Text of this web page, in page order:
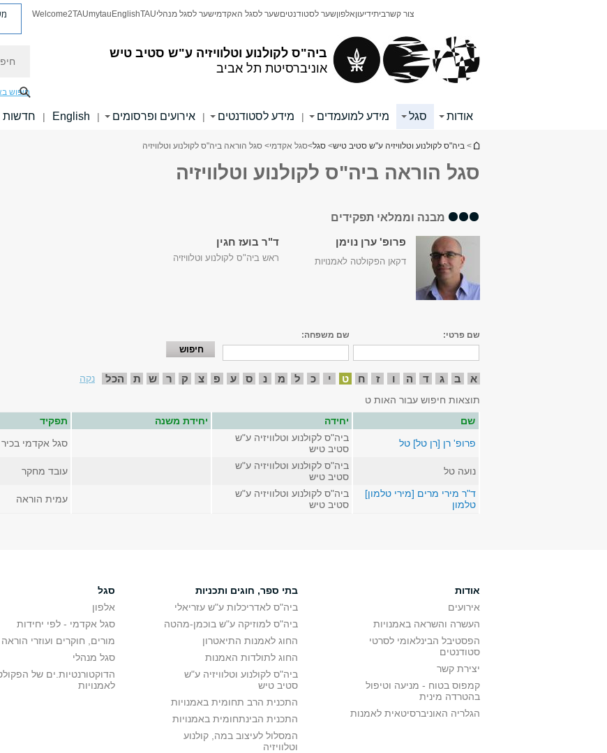
ביה"ס לקולנוע וטלוויזיה ע"ש סטיב טיש
אוניברסיטת תל אביב
צור קשרביתידיעוןאלפוןשער לסטודנטיםשער לסגל האקדמישער לסגל מנהליTAU
English
mytau
Welcome2TAU
חיפוש
אודות סגל מידע למועמדים | מידע לסטודנטים | אירועים ופרסומים |
English
| חדשות
הינך נמצא כאן
> ביה"ס לקולנוע וטלוויזיה ע"ש סטיב טיש> סגל>סגל אקדמי> סגל הוראה ביה"ס לקולנוע וטלוויזיה
סגל הוראה ביה"ס לקולנוע וטלוויזיה
מבנה וממלאי תפקידים
פרופ' ערן נוימן
דקאן הפקולטה לאמנויות
ד"ר בועז חגין
ראש ביה"ס לקולנוע וטלוויזיה
שם פרטי: שם משפחה:
א ב ג ד ה ו ז ח ט י כ ל מ נ ס ע פ צ ק ר ש ת הכל
נקה
תוצאות חיפוש עבור האות ט
שם
יחידה יחידת משנה תפקיד
פרופ' רן [רן טל] טל
ביה"ס לקולנוע וטלוויזיה ע"ש
סטיב טיש
סגל אקדמי בכיר
נועה טל
ביה"ס לקולנוע וטלוויזיה ע"ש
סטיב טיש
עובד מחקר
ד"ר מירי מרים [מירי טלמון]
טלמון
ביה"ס לקולנוע וטלוויזיה ע"ש
סטיב טיש
עמית הוראה
אודות
אירועים
העשרה והשראה באמנויות
הפסטיבל הבינלאומי לסרטי
סטודנטים
יצירת קשר
קמפוס בטוח - מניעה וטיפול
בהטרדה מינית
הגלריה האוניברסיטאית לאמנות
בתי ספר, חוגים ותכניות
ביה"ס לאדריכלות ע"ש עזריאלי
ביה"ס למוזיקה ע"ש בוכמן-מהטה
החוג לאמנות התיאטרון
החוג לתולדות האמנות
ביה"ס לקולנוע וטלוויזיה ע"ש
סטיב טיש
התכנית הרב תחומית באמנויות
התכנית הבינתחומית באמנויות
המסלול לעיצוב במה, קולנוע
וטלוויזיה
סגל
אלפון
סגל אקדמי - לפי יחידות
מורים, חוקרים ועוזרי הוראה
סגל מנהלי
הדוקטורנטיות.ים של
לאמנויות